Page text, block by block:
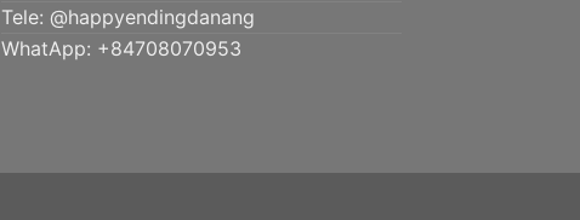
Tele: @happyendingdanang
WhatApp: +84708070953